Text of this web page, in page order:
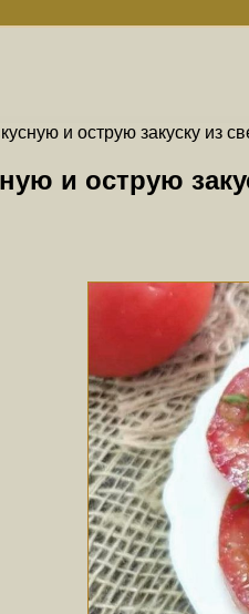
и острую закуску из
и острую